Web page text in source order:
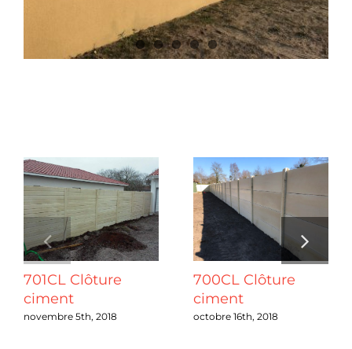
Guide & Aide
Nous Recrutons
Qui sommes-nous ?
701CL Clôture
ciment
novembre 5th, 2018
700CL Clôture
ciment
octobre 16th, 2018